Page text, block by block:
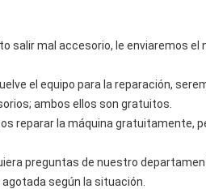
salir mal accesorio, le enviaremos
el equipo para la reparación,
ambos ellos son gratuitos.
reparar la máquina gratuitamente,
preguntas de nuestro
según la situación.